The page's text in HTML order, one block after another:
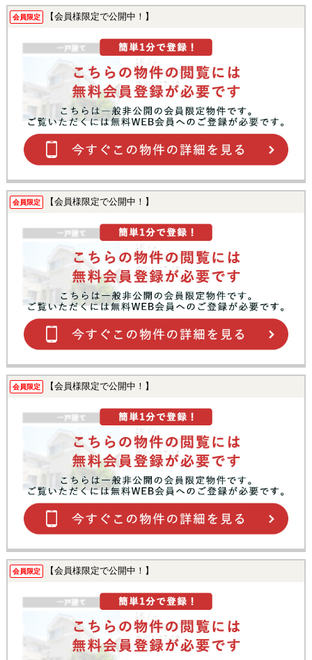
会員限定 【会員様限定で公開中！】
会員限定 【会員様限定で公開中！】
会員限定 【会員様限定で公開中！】
会員限定 【会員様限定で公開中！】